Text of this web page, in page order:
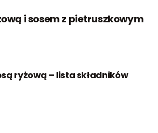
i sosem z pietruszkowym
ryżową – lista składników